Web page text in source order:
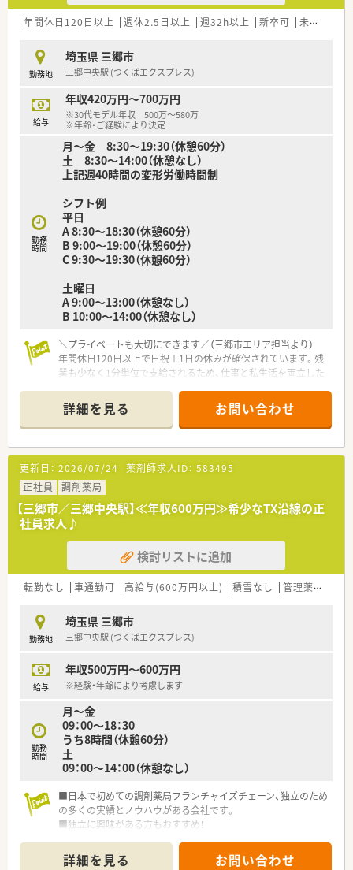
年間休日120日以上 週休2.5日以上 週32h以上 新卒可 未経験可
勤務地
埼玉県 三郷市
三郷中央駅 (つくばエクスプレス)
給与
年収420万円～700万円
※30代モデル年収 500万～580万
※年齢・ご経験により決定
勤務
時間
月～金 8:30～19:30（休憩60分）
土 8:30～14:00（休憩なし）
上記週40時間の変形労働時間制
シフト例
平日
A 8:30～18:30（休憩60分）
B 9:00～19:00（休憩60分）
C 9:30～19:30（休憩60分）
土曜日
A 9:00～13:00（休憩なし）
B 10:00～14:00（休憩なし）
＼プライベートも大切にできます／（三郷市エリア担当より）
年間休日120日以上で日祝＋1日の休みが確保されています。残
業も少なく1分単位で支給されるため、仕事と私生活を両立した
＊------------------------------------------＊
【店舗情報と応需状況について】
■三郷中央駅から車で6分の立地にあり、2024年にリニューアル
オープンしたばかりの非常に清潔感がある綺麗な店舗です。
■内科や循環器科、小児科など多科目の処方箋を1日平均70枚か
ら80枚ほど応需しており、幅広い知識を習得できる環境です。
■待合室は15名ほどが座れる広々とした設計となっており、最
新の自動分包機を2台導入して業務の効率化を図っています。
【求人情報について】
■年収は新卒420万円から、50代のベテラン層であれば最大700
万円までの提示が可能で、経験や能力を正当に評価いたします。
■住宅補助についても相談可能となっており、若手の方であれば
す。
■昇給は年1回、賞与は年2回の支給があり、3年以上の勤務で退
職金制度も適用されるため、腰を据えて長く働ける求人です。
【勤務実態について】
■1ヶ月単位の変形労働時間制を採用しており、日曜日と祝日に
ます。
■残業時間は月平均10時間から15時間程度と少なく、発生した
場合も1分単位で計算して手当が全額支給される仕組みです。
■店舗間の距離は約1.5kmと近接しているため、応援業務の際も
社用車を利用してスムーズに移動することが可能となっていま
詳細を見る お問い合わせ
更新日： 2026/07/24 薬剤師求人ID： 583495
正社員
調剤薬局
【三郷市／三郷中央駅】≪年収600万円≫希少なTX沿線の正
社員求人♪
検討リストに追加
転勤なし 車通勤可 高給与(600万円以上) 積雪なし 管理薬剤師
勤務地
埼玉県 三郷市
三郷中央駅 (つくばエクスプレス)
給与
年収500万円～600万円
※経験・年齢により考慮します
勤務
時間
月～金
09：00～18：30
うち8時間（休憩60分）
土
09：00～14：00（休憩なし）
■日本で初めての調剤薬局フランチャイズチェーン、独立のため
の多くの実績とノウハウがある会社です。
■独立に興味がある方もおすすめ！
詳細を見る お問い合わせ